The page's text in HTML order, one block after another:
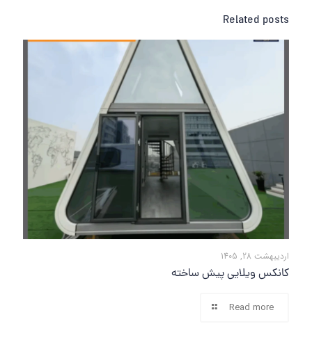
Related posts
اردیبهشت 28, 1405
کانکس ویلایی پیش ساخته
Read more